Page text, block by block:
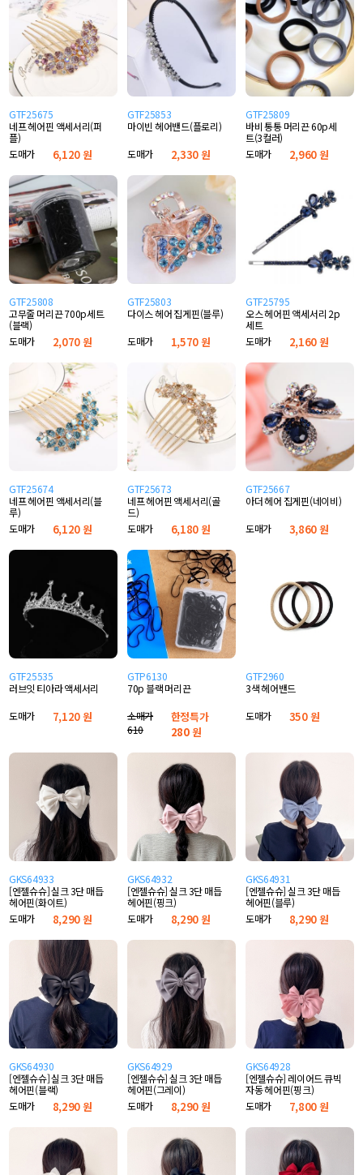
GTF25675
네프 헤어핀 액세서리(퍼
플)
도매가
6,120 원
GTF25853
마이빈 헤어밴드(플로리)
도매가
2,330 원
GTF25809
바비 통통 머리끈 60p세
트(3컬러)
도매가
2,960 원
GTF25808
고무줄 머리끈 700p세트
(블랙)
도매가
2,070 원
GTF25803
다이스 헤어 집게핀(블루)
도매가
1,570 원
GTF25795
오스 헤어핀 액세서리 2p
세트
도매가
2,160 원
GTF25674
네프 헤어핀 액세서리(블
루)
도매가
6,120 원
GTF25673
네프 헤어핀 액세서리(골
드)
도매가
6,180 원
GTF25667
아더 헤어 집게핀(네이비)
도매가
3,860 원
GTF25535
러브잇 티아라 액세서리
도매가
7,120 원
GTP6130
70p 블랙 머리끈
소매가
610
한정특가
280원
GTF2960
3색 헤어밴드
도매가
350 원
GKS64933
[엔젤슈슈] 실크 3단 매듭
헤어핀(화이트)
도매가
8,290 원
GKS64932
[엔젤슈슈] 실크 3단 매듭
헤어핀(핑크)
도매가
8,290 원
GKS64931
[엔젤슈슈] 실크 3단 매듭
헤어핀(블루)
도매가
8,290 원
GKS64930
[엔젤슈슈] 실크 3단 매듭
헤어핀(블랙)
도매가
8,290 원
GKS64929
[엔젤슈슈] 실크 3단 매듭
헤어핀(그레이)
도매가
8,290 원
GKS64928
[엔젤슈슈] 레이어드 큐빅
자동 헤어핀(핑크)
도매가
7,800 원